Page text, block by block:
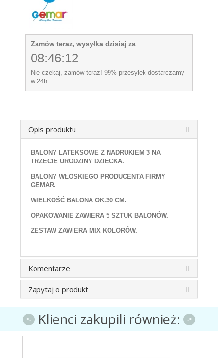
Zamów teraz, wysyłka dzisiaj za
08:46:11
Nie czekaj, zamów teraz! 99% przesyłek dostarczamy
w 24h
Opis produktu
BALONY LATEKSOWE Z NADRUKIEM 3 NA
TRZECIE URODZINY DZIECKA.
BALONY WŁOSKIEGO PRODUCENTA FIRMY
GEMAR.
WIELKOŚĆ BALONA OK.30 CM.
OPAKOWANIE ZAWIERA 5 SZTUK BALONÓW.
ZESTAW ZAWIERA MIX KOLORÓW.
Komentarze
Zapytaj o produkt
Klienci zakupili również:
< >